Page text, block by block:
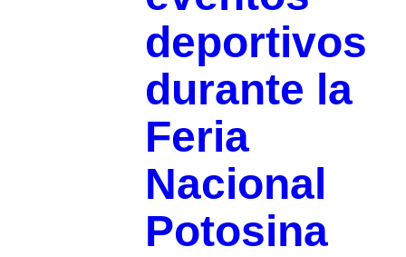
deportivos
durante la
Feria
Nacional
Potosina